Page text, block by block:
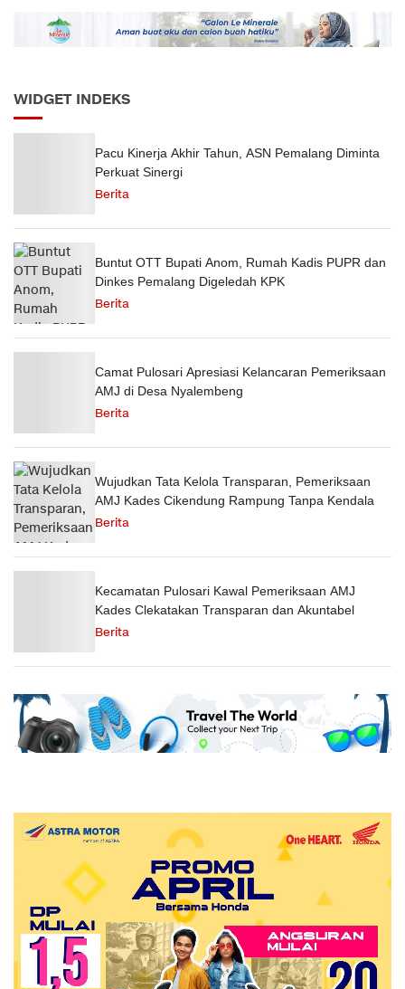
Semester 1 Tahun 2026
WIDGET INDEKS
Pacu Kinerja Akhir Tahun, ASN Pemalang Diminta
Perkuat Sinergi
Berita
Buntut OTT Bupati Anom, Rumah Kadis PUPR dan
Dinkes Pemalang Digeledah KPK
Berita
Camat Pulosari Apresiasi Kelancaran Pemeriksaan
AMJ di Desa Nyalembeng
Berita
Wujudkan Tata Kelola Transparan, Pemeriksaan
AMJ Kades Cikendung Rampung Tanpa Kendala
Berita
Kecamatan Pulosari Kawal Pemeriksaan AMJ
Kades Clekatakan Transparan dan Akuntabel
Berita